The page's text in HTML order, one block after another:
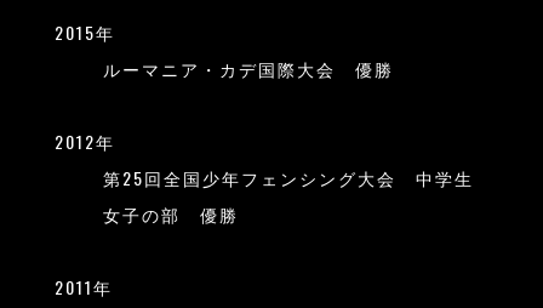
2015年
ルーマニア・カデ国際大会 優勝
2012年
第25回全国少年フェンシング大会 中学生
女子の部 優勝
2011年